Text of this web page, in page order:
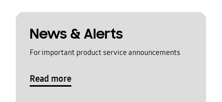
News & Alerts
For important product service announcements
Read more